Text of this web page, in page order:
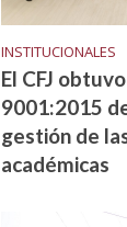
INSTITUCIONALES
El CFJ
9001:2015
gestión de
académicas